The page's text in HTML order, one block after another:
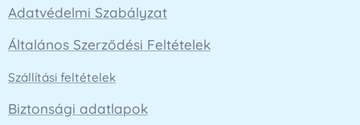
Adatvédelmi Szabályzat
Általános Szerződési Feltételek
Szállítási feltételek
Biztonsági adatlapok